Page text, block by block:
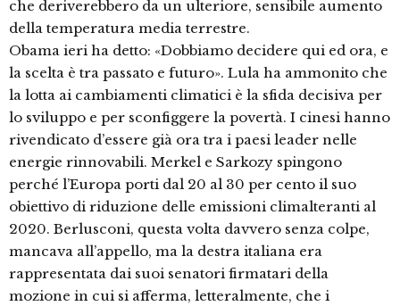
che deriverebbero da un ulteriore, sensibile aumento
della temperatura media terrestre.
Obama ieri ha detto: «Dobbiamo decidere qui ed ora, e
la scelta è tra passato e futuro». Lula ha ammonito che
la lotta ai cambiamenti climatici è la sfida decisiva per
lo sviluppo e per sconfiggere la povertà. I cinesi hanno
rivendicato d’essere già ora tra i paesi leader nelle
energie rinnovabili. Merkel e Sarkozy spingono
perché l’Europa porti dal 20 al 30 per cento il suo
obiettivo di riduzione delle emissioni climalteranti al
2020. Berlusconi, questa volta davvero senza colpe,
mancava all’appello, ma la destra italiana era
rappresentata dai suoi senatori firmatari della
mozione in cui si afferma, letteralmente, che i